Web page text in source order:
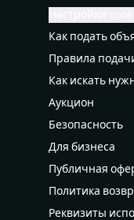
Как подать
Правила
Как искать
Аукцион
Безопасность
Для бизнеса
Публичная
Политика
Реквизиты